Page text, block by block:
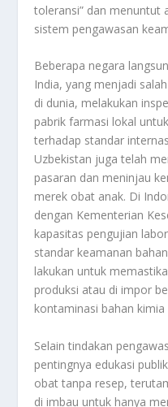
toleransi” dan menuntut
sistem pengawasan
Beberapa negara
India, yang menjadi
di dunia, melakukan
pabrik farmasi lokal
terhadap standar
Uzbekistan juga telah
pasaran dan meninjau
merek obat anak. Di
dengan Kementerian
kapasitas pengujian
standar keamanan
lakukan untuk
produksi atau di impor
kontaminasi bahan kimia
Selain tindakan
pentingnya edukasi
obat tanpa resep,
di imbau untuk hanya